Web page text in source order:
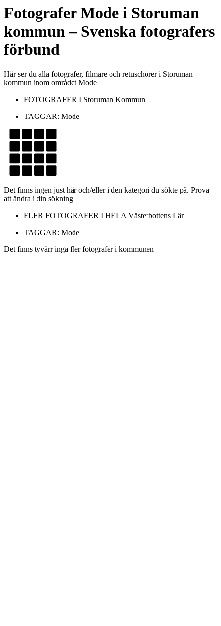
FotograferMode i Storuman
kommun– Svenska fotografers
förbund
Här ser du alla fotografer, filmare och retuschörer i Storuman
kommun inom området Mode
FOTOGRAFER I Storuman Kommun
TAGGAR: Mode
Det finns ingen just här och/eller i den kategori du sökte på. Prova
att ändra i din sökning.
FLER FOTOGRAFER I HELA Västerbottens Län
TAGGAR: Mode
Det finns tyvärr inga fler fotografer i kommunen